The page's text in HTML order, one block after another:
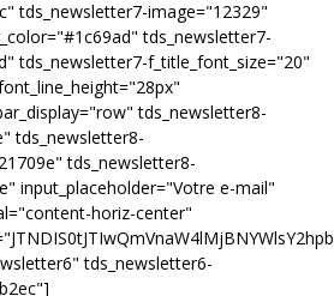
tds_newsletter7-image="12329"
tds_newsletter7-
tds_newsletter7-f_title_font_size="20"
tds_newsletter8-
tds_newsletter8-
tds_newsletter8-
input_placeholder="Votre e-mail"
horiz-center"
tds_newsletter6-